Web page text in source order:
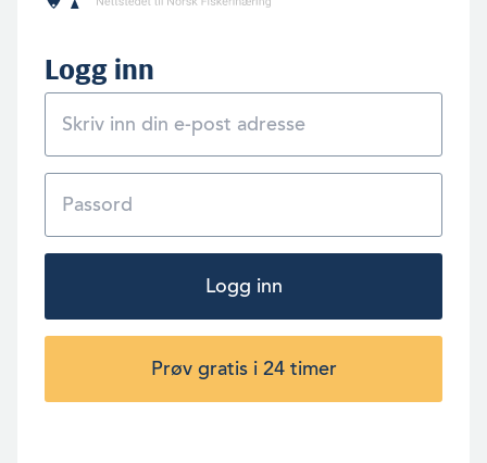
Logg inn
Logg inn
Prøv gratis i 24 timer